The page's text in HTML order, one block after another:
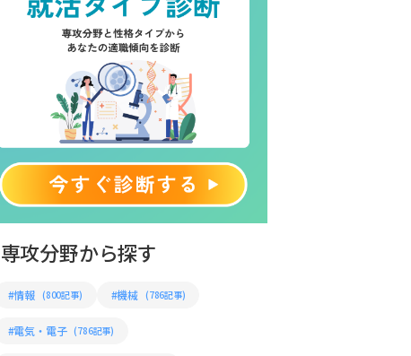
専攻分野から探す
#情報 (800記事) #機械 (786記事)
#電気・電子 (786記事)